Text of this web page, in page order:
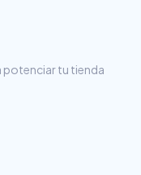
potenciar tu tienda